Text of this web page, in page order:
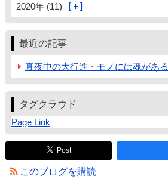
2020年 (11)
最近の記事
真夜中の大行進・モノには魂がある
タグクラウド
Page Link
Post
このブログを購読